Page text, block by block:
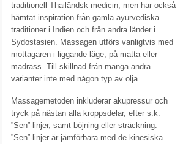
traditionell Thailändsk medicin, men har också
hämtat inspiration från gamla ayurvediska
traditioner i Indien och från andra länder i
Sydostasien. Massagen utförs vanligtvis med
mottagaren i liggande läge, på matta eller
madrass. Till skillnad från många andra
varianter inte med någon typ av olja.
Massagemetoden inkluderar akupressur och
tryck på nästan alla kroppsdelar, efter s.k.
”Sen”-linjer, samt böjning eller sträckning.
”Sen”-linjer är jämförbara med de kinesiska